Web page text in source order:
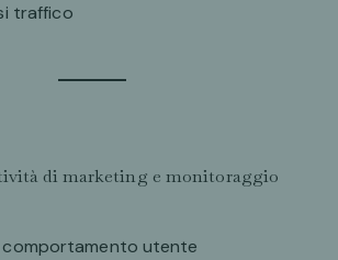
traffico
di marketing e monitoraggio
utente